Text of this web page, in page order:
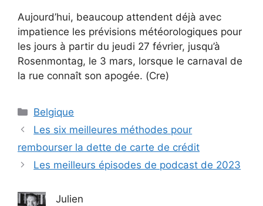
Aujourd’hui, beaucoup attendent déjà avec
impatience les prévisions météorologiques pour
les jours à partir du jeudi 27 février, jusqu’à
Rosenmontag, le 3 mars, lorsque le carnaval de
la rue connaît son apogée. (Cre)
Catégories
Belgique
Les six meilleures méthodes pour
rembourser la dette de carte de crédit
Les meilleurs épisodes de podcast de 2023
Julien